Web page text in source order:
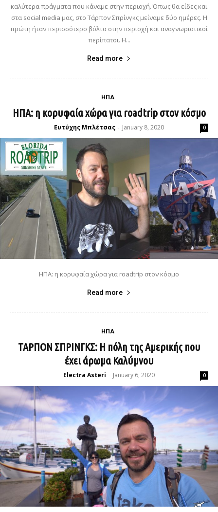
καλύτερα πράγματα που κάναμε στην περιοχή. Όπως θα είδες και
στα social media μας, στο Τάρπον Σπρίνγκς μείναμε δύο ημέρες. Η
πρώτη ήταν περισσότερο βόλτα στην περιοχή και αναγνωριστικοί
περίπατοι. Η...
Read more
ΗΠΑ
ΗΠΑ: η κορυφαία χώρα για roadtrip στον κόσμο
Ευτύχης Μπλέτσας - January 8, 2020 0
ΗΠΑ: η κορυφαία χώρα για roadtrip στον κόσμο
Read more
ΗΠΑ
ΤΑΡΠΟΝ ΣΠΡΙΝΓΚΣ: Η πόλη της Αμερικής που
έχει άρωμα Καλύμνου
Electra Asteri - January 6, 2020 0